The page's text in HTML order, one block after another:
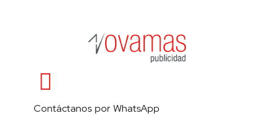
Contáctanos por WhatsApp